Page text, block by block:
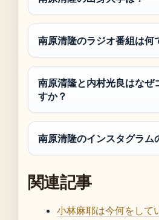
南原清隆のラジオ番組は何
南原清隆と内村光良はなぜ
すか？
南原清隆のインスタグラム
関連記事
小林麻耶は今何をして